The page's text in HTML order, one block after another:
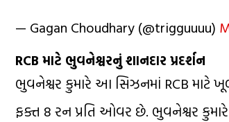
— Gagan Choudhary (@trigguuuu)
RCB માટે ભુવનેશ્વરનું શાનદાર પ્રદર્શન
ભુવનેશ્વર કુમારે આ સિઝનમાં RCB માટે
ફક્ત 8 રન પ્રતિ ઓવર છે. ભુવનેશ્વર